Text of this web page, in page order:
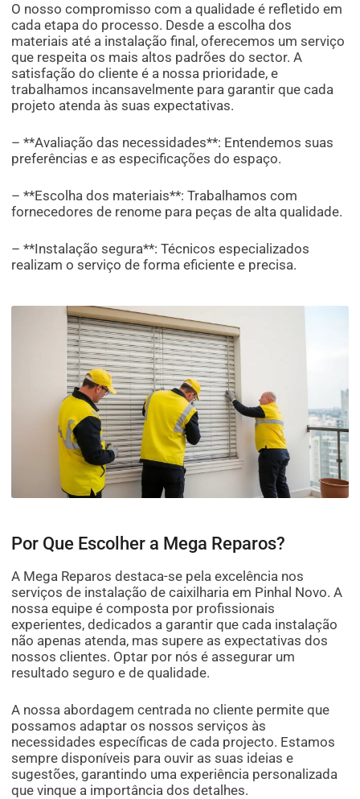
O nosso compromisso com a qualidade é refletido em
cada etapa do processo. Desde a escolha dos
materiais até a instalação final, oferecemos um serviço
que respeita os mais altos padrões do sector. A
satisfação do cliente é a nossa prioridade, e
trabalhamos incansavelmente para garantir que cada
projeto atenda às suas expectativas.
– **Avaliação das necessidades**: Entendemos suas
preferências e as especificações do espaço.
– **Escolha dos materiais**: Trabalhamos com
fornecedores de renome para peças de alta qualidade.
– **Instalação segura**: Técnicos especializados
realizam o serviço de forma eficiente e precisa.
Por Que Escolher a Mega Reparos?
A Mega Reparos destaca-se pela excelência nos
serviços de instalação de caixilharia em Pinhal Novo. A
nossa equipe é composta por profissionais
experientes, dedicados a garantir que cada instalação
não apenas atenda, mas supere as expectativas dos
nossos clientes. Optar por nós é assegurar um
resultado seguro e de qualidade.
A nossa abordagem centrada no cliente permite que
possamos adaptar os nossos serviços às
necessidades específicas de cada projecto. Estamos
sempre disponíveis para ouvir as suas ideias e
sugestões, garantindo uma experiência personalizada
que vinque a importância dos detalhes.